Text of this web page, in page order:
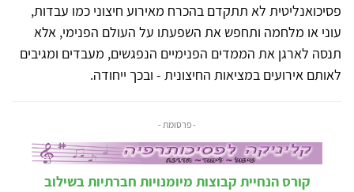
פסיכואנליטית לא תתקדם בהכרח מאירוע חיצוני כמו עבדות,
עוני או מלחמה ותחפש את השפעתו על העולם הפנימי, אלא
תנסה לארגן את הממדים הפנימיים הנפגשים, מעבדים ומגיבים
לאותם אירועים במציאות החיצונית - ובכך ייחודה.
- פרסומת -
קורס הנחיית קבוצות מיומנויות חברתיות בשילוב